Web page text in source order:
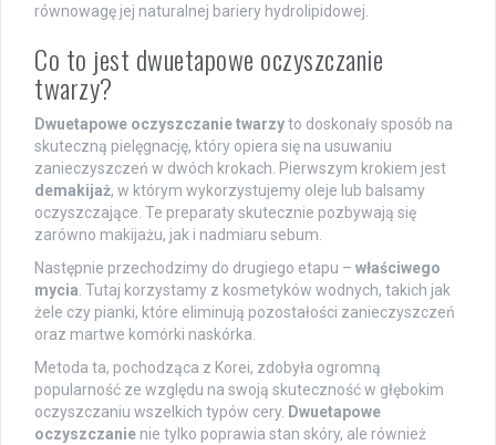
równowagę jej naturalnej bariery hydrolipidowej.
Co to jest dwuetapowe oczyszczanie
twarzy?
Dwuetapowe oczyszczanie twarzyto doskonały sposób na
skuteczną pielęgnację, który opiera się na usuwaniu
zanieczyszczeń w dwóch krokach. Pierwszym krokiem jest
demakijaż, w którym wykorzystujemy oleje lub balsamy
oczyszczające. Te preparaty skutecznie pozbywają się
zarówno makijażu, jak i nadmiaru sebum.
Następnie przechodzimy do drugiego etapu – właściwego
mycia . Tutaj korzystamy z kosmetyków wodnych, takich jak
żele czy pianki, które eliminują pozostałości zanieczyszczeń
oraz martwe komórki naskórka.
Metoda ta, pochodząca z Korei, zdobyła ogromną
popularność ze względu na swoją skuteczność w głębokim
oczyszczaniu wszelkich typów cery. Dwuetapowe
oczyszczanie nie tylko poprawia stan skóry, ale również